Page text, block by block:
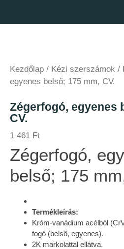
Kezdőlap / Kézi szerszámok /
egyenes belső; 175 mm, CV.
Zégerfogó, egyenes
CV.
1 461 Ft
Zégerfogó,
belső; 175
Termékleírás:
Króm-vanádium acélból
fogó (belső, egyenes).
2K markolattal ellátva.